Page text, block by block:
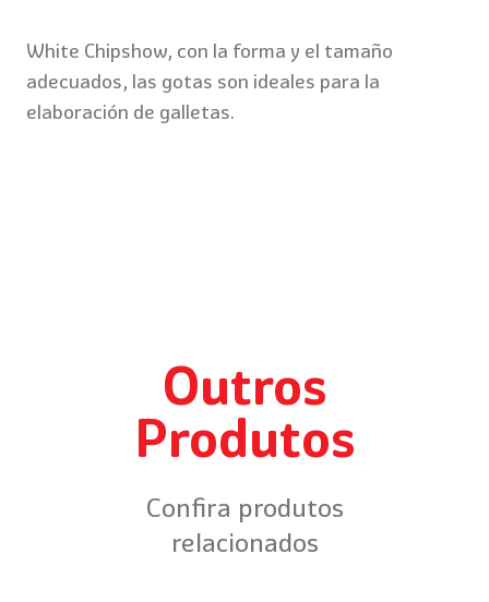
White Chipshow, con la forma y el tamaño
adecuados, las gotas son ideales para la
elaboración de galletas.
Outros
Produtos
Confira produtos
relacionados